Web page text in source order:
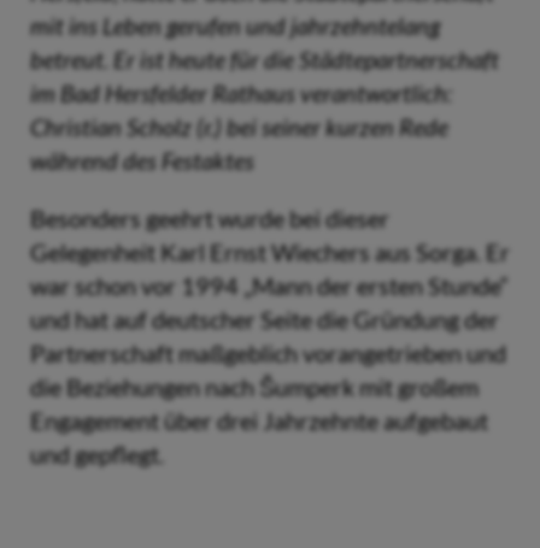
mit ins Leben gerufen und jahrzehntelang
betreut. Er ist heute für die Städtepartnerschaft
im Bad Hersfelder Rathaus verantwortlich:
Christian Scholz (r.) bei seiner kurzen Rede
während des Festaktes
Besonders geehrt wurde bei dieser
Gelegenheit Karl Ernst Wiechers aus Sorga. Er
war schon vor 1994 „Mann der ersten Stunde“
und hat auf deutscher Seite die Gründung der
Partnerschaft maßgeblich vorangetrieben und
die Beziehungen nach Šumperk mit großem
Engagement über drei Jahrzehnte aufgebaut
und gepflegt.